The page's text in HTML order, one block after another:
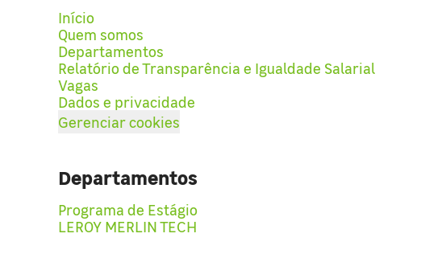
Início
Quem somos
Departamentos
Relatório de Transparência e Igualdade Salarial
Vagas
Dados e privacidade
Gerenciar cookies
Departamentos
Programa de Estágio
LEROY MERLIN TECH